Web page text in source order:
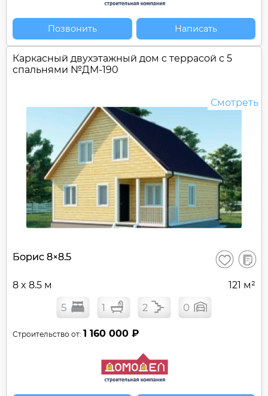
Позвонить Написать
Каркасный двухэтажный дом c террасой с 5
спальнями №ДМ-190
Смотреть
Борис 8×8.5 Сохранить
В
8 x 8.5 м 121 м²
5 1 2 0
Строительство от: 1 160 000 ₽